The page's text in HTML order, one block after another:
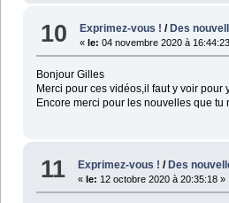
10 Exprimez-vous ! / Des
«le: 04 novembre 2020 à
Bonjour Gilles
Merci pour ces vidéos,il faut y voir
Encore merci pour les nouvelles que tu
11 Exprimez-vous ! /Des
«le: 12 octobre 2020 à 20:35:18 »